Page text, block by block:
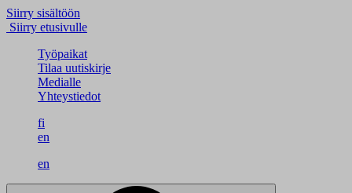
Siirry sisältöön
Siirry etusivulle
Työpaikat
Tilaa uutiskirje
Medialle
Yhteystiedot
fi
en
en